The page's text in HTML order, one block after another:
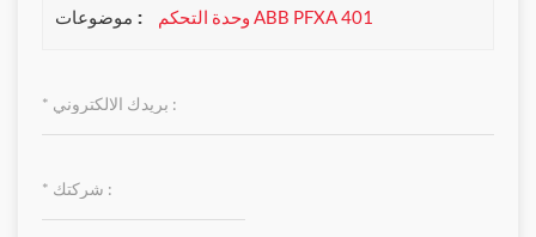
موضوعات : وحدة التحكم ABB PFXA 401